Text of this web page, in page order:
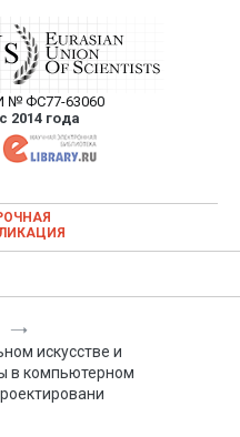
Ученых —
статей в
журнале
№ ФС77-63060
2014 года
научных статей в
журнале
искусстве и
в компьютерном